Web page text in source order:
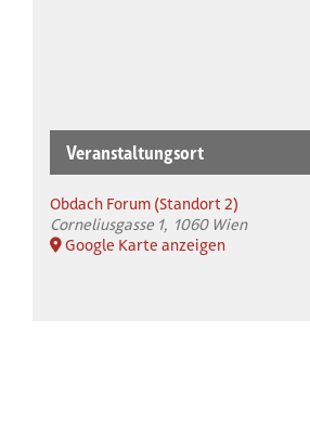
Veranstaltungsort
Obdach Forum (Standort 2)
Corneliusgasse 1
1060 Wien
Google Karte anzeigen